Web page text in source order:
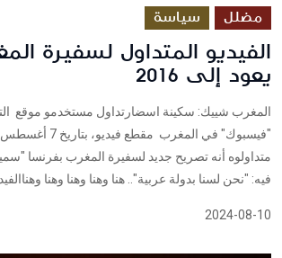
مضلل سياسة
الفيديو المتداول لسفيرة
يعود إلى 2016
المغرب شييك: سكينة اسضارتداول مستخدمو موقع
متداولوه أنه تصريح جديد لسفيرة المغرب بفرنسا
فيه: "نحن لسنا بدولة عربية".. هنا وهنا وهنا وهنا
2024-08-10